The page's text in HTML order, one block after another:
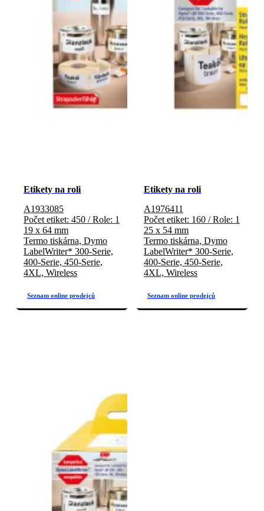
Etikety na roli
A1933085
Počet etiket: 450 / Role: 1
19 x 64 mm
Termo tiskárna, Dymo
LabelWriter* 300-Serie,
400-Serie, 450-Serie,
4XL, Wireless
Etikety na roli
A1976411
Počet etiket: 160 / Role: 1
25 x 54 mm
Termo tiskárna, Dymo
LabelWriter* 300-Serie,
400-Serie, 450-Serie,
4XL, Wireless